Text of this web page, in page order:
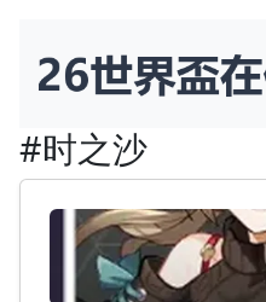
#时之沙